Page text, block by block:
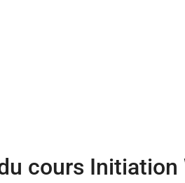
cours Initiation